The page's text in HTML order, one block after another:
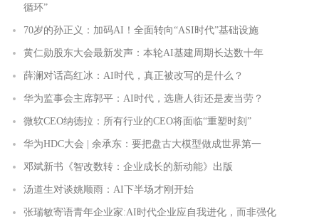
循环”
70岁的孙正义：加码AI！全面转向“ASI时代”基础设施
黄仁勋股东大会最新发声：本轮AI基建周期长达数十年
薛澜对话高红冰：AI时代，真正被改写的是什么？
华为监事会主席郭平：AI时代，选唐人街还是麦当劳？
微软CEO纳德拉：所有行业的CEO将面临“重塑时刻”
华为HDC大会 | 余承东：要把盘古大模型做成世界第一
邓斌新书《智改数转：企业成长的新动能》出版
汤道生对谈姚顺雨：AI下半场才刚开始
张瑞敏寄语青年企业家:AI时代企业应自我进化，而非强化